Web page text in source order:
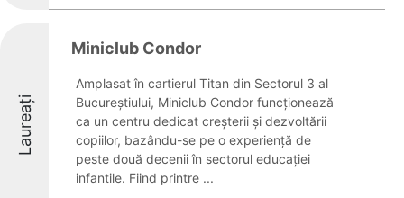
Laureați
Miniclub Condor
Amplasat în cartierul Titan din Sectorul 3 al
Bucureștiului, Miniclub Condor funcționează
ca un centru dedicat creșterii și dezvoltării
copiilor, bazându-se pe o experiență de
peste două decenii în sectorul educației
infantile. Fiind printre ...